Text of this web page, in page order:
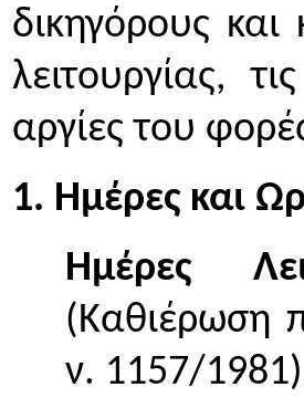
δικηγόρους
λειτουργίας,
αργίες του
1. Ημέρες και
Ημέρες
(Καθιέρωση
ν. 1157/